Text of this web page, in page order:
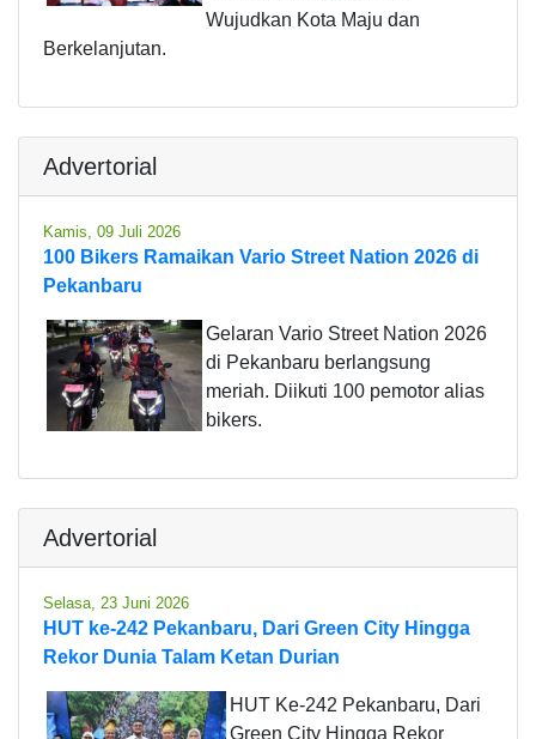
Wujudkan Kota Maju dan
Berkelanjutan.
Advertorial
Kamis, 09 Juli 2026
100 Bikers Ramaikan Vario Street Nation 2026 di
Pekanbaru
Gelaran Vario Street Nation 2026
di Pekanbaru berlangsung
meriah. Diikuti 100 pemotor alias
bikers.
Advertorial
Selasa, 23 Juni 2026
HUT ke-242 Pekanbaru, Dari Green City Hingga
Rekor Dunia Talam Ketan Durian
HUT Ke-242 Pekanbaru, Dari
Green City Hingga Rekor